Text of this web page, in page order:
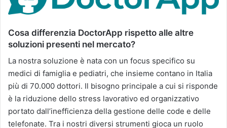
Cosa differenzia DoctorApp rispetto alle altre
soluzioni presenti nel mercato?
La nostra soluzione è nata con un focus specifico su
medici di famiglia e pediatri, che insieme contano in Italia
più di 70.000 dottori. Il bisogno principale a cui si risponde
è la riduzione dello stress lavorativo ed organizzativo
portato dall’inefficienza della gestione delle code e delle
telefonate. Tra i nostri diversi strumenti gioca un ruolo